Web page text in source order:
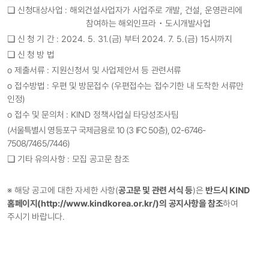
❏ 신청대상사업 :해외건설사업자가 사업주로 개발, 건설 운영관리에
참여하는 해외인프라 ・ 도시개발사업
❏ 신 청 기 간 : 2024. 5. 31.(금)부터 2024. 7. 5.(금) 15시까지
❏ 신 청 방 법
ο 제출서류 : 지원신청서 및 사업제안서 등 관련서류
ο 접수방법 : 우편 및 방문접수 (우편접수는 접수기한 내 도착한 서류만
인정)
ο 접수 및 문의처 : KIND 정책사업실 타당성조사팀
(서울특별시 영등포구 국제금융로10 (3 IFC 50층), 02-6746-
7508/7465/7446)
❏ 기타 유의사항 : 모집 공고문 참조
※ 해당 공고에 대한자세한 사항(공고문 및 관련 서식 등)은반드시 KIND
홈페이지(http://www.kindkorea.or.kr/)의 공지사항을 참조하여
주시기 바랍니다.